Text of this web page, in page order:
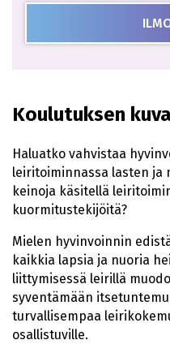
Koulutuksen
Haluatko vahvistaa
leiritoiminnassa lasten ja
keinoja käsitellä
kuormitustekijöitä?
Mielen hyvinvoinnin
kaikkia lapsia ja nuoria
liittymisessä leirillä
syventämään
turvallisempaa
osallistuville.